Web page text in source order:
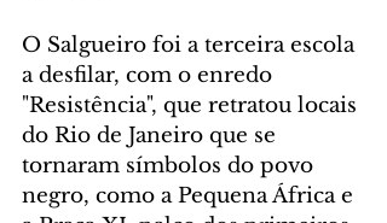
O Salgueiro foi a terceira escola
a desfilar, com o enredo
"Resistência", que retratou locais
do Rio de Janeiro que se
tornaram símbolos do povo
negro, como a Pequena África e